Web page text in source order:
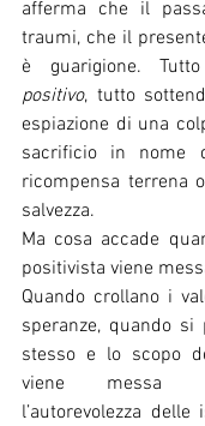
afferma che il
traumi, che il
positivo, tutto
espiazione di una
sacrificio in nome
ricompensa terrena
salvezza.
Ma cosa accade
positivista viene
Quando crollano i
speranze, quando
stesso e lo scopo
viene messa
l’autorevolezza